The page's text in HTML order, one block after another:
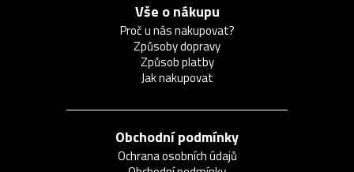
Vše o nákupu
Proč u nás nakupovat?
Způsoby dopravy
Způsob platby
Jak nakupovat
Obchodní podmínky
Ochrana osobních údajů